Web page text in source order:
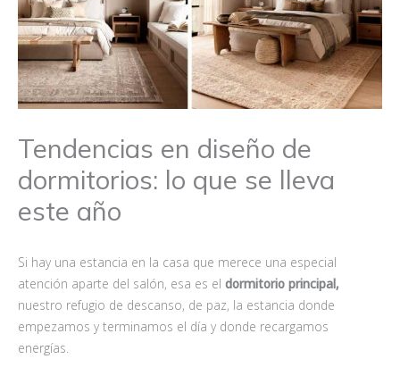
Tendencias en diseño de
dormitorios: lo que se lleva
este año
Si hay una estancia en la casa que merece una especial
atención aparte del salón, esa es el dormitorio principal,
nuestro refugio de descanso, de paz, la estancia donde
empezamos y terminamos el día y donde recargamos
energías.